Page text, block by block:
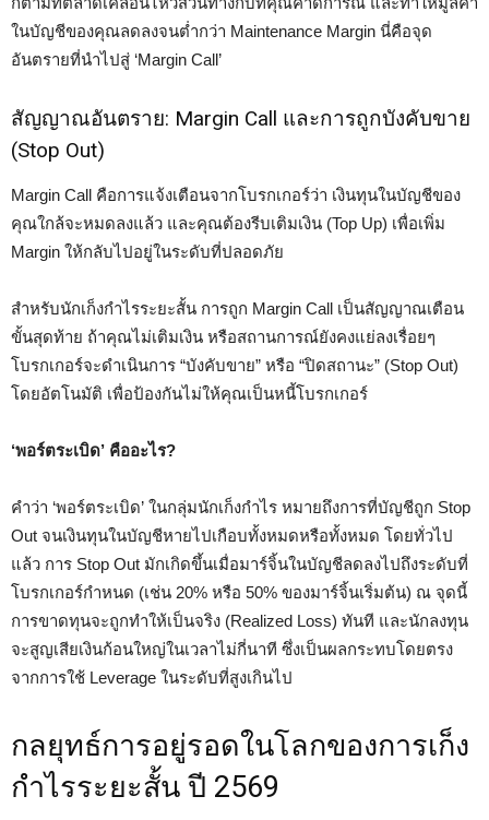
ในบัญชีของคุณลดลงจนต่ำกว่า Maintenance Margin นี่คือจุด
อันตรายที่นำไปสู่ ‘Margin Call’
สัญญาณอันตราย: Margin Call และการถูกบังคับขาย
(Stop Out)
Margin Call คือการแจ้งเตือนจากโบรกเกอร์ว่า เงินทุนในบัญชีของ
คุณใกล้จะหมดลงแล้ว และคุณต้องรีบเติมเงิน (Top Up) เพื่อเพิ่ม
Margin ให้กลับไปอยู่ในระดับที่ปลอดภัย
สำหรับนักเก็งกำไรระยะสั้น การถูก Margin Call เป็นสัญญาณเตือน
ขั้นสุดท้าย ถ้าคุณไม่เติมเงิน หรือสถานการณ์ยังคงแย่ลงเรื่อยๆ
โบรกเกอร์จะดำเนินการ “บังคับขาย” หรือ “ปิดสถานะ” (Stop Out)
โดยอัตโนมัติ เพื่อป้องกันไม่ให้คุณเป็นหนี้โบรกเกอร์
‘พอร์ตระเบิด’ คืออะไร?
คำว่า ‘พอร์ตระเบิด’ ในกลุ่มนักเก็งกำไร หมายถึงการที่บัญชีถูก Stop
Out จนเงินทุนในบัญชีหายไปเกือบทั้งหมดหรือทั้งหมด โดยทั่วไป
แล้ว การ Stop Out มักเกิดขึ้นเมื่อมาร์จิ้นในบัญชีลดลงไปถึงระดับที่
โบรกเกอร์กำหนด (เช่น 20% หรือ 50% ของมาร์จิ้นเริ่มต้น) ณ จุดนี้
การขาดทุนจะถูกทำให้เป็นจริง (Realized Loss) ทันที และนักลงทุน
จะสูญเสียเงินก้อนใหญ่ในเวลาไม่กี่นาที ซึ่งเป็นผลกระทบโดยตรง
จากการใช้ Leverage ในระดับที่สูงเกินไป
กลยุทธ์การอยู่รอดในโลกของการเก็ง
กำไรระยะสั้น ปี 2569